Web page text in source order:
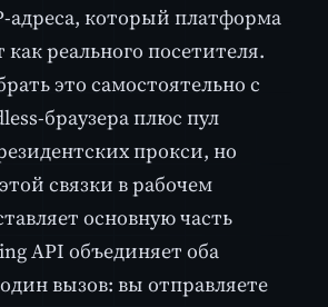
адреса, который платформа
реального посетителя.
это самостоятельно с
браузера плюс пул
прокси, но
связки в рабочем
основную часть
API объединяет оба
вызов: вы отправляете